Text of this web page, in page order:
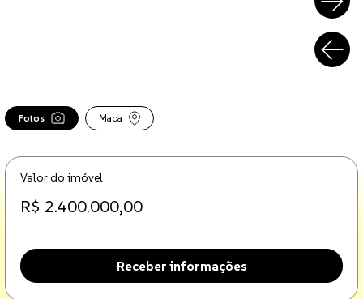
Fotos Mapa
Valor do imóvel
R$ 2.400.000,00
Receber informações